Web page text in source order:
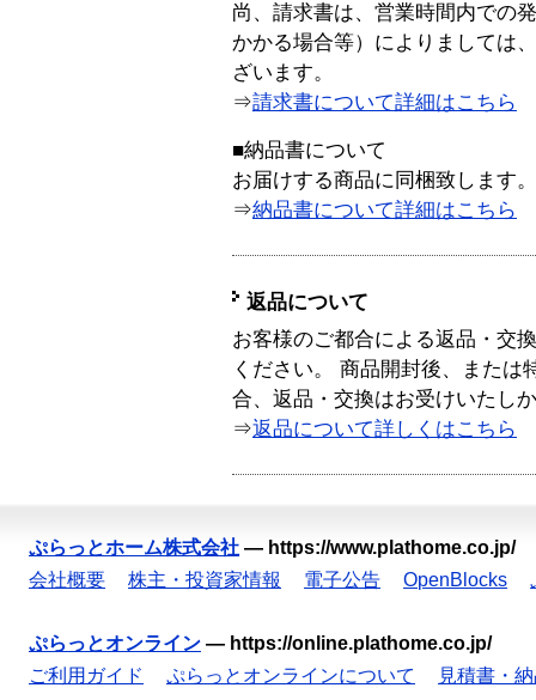
尚、請求書は、営業時間内での
かかる場合等）によりましては
ざいます。
⇒請求書について詳細はこちら
■納品書について
お届けする商品に同梱致します。
⇒納品書について詳細はこちら
返品について
お客様のご都合による返品・交
ください。 商品開封後、または
合、返品・交換はお受けいたし
⇒返品について詳しくはこちら
ぷらっとホーム株式会社 — https://www.plathome.co.jp/
会社概要
株主・投資家情報 電子公告 OpenBlocks
ぷらっとオンライン — https://online.plathome.co.jp/
ご利用ガイド
ぷらっとオンラインについて
見積書・